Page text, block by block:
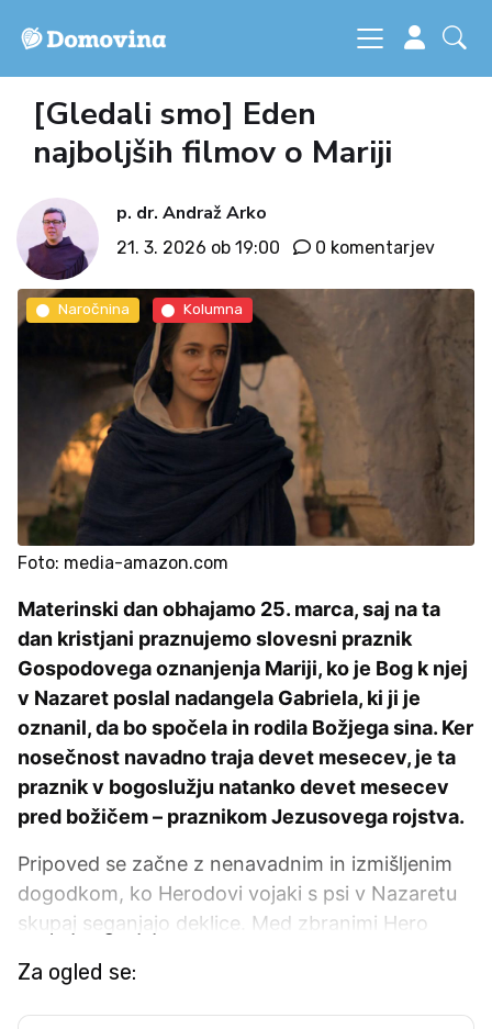
[Gledali smo] Eden
najboljših filmov o Mariji
p. dr. Andraž Arko
21. 3. 2026 ob 19:00 0 komentarjev
Foto: media-amazon.com
Naročnina Kolumna
Materinski dan obhajamo 25. marca, saj na ta
dan kristjani praznujemo slovesni praznik
Gospodovega oznanjenja Mariji, ko je Bog k njej
v Nazaret poslal nadangela Gabriela, ki ji je
oznanil, da bo spočela in rodila Božjega sina. Ker
nosečnost navadno traja devet mesecev, je ta
praznik v bogoslužju natanko devet mesecev
pred božičem – praznikom Jezusovega rojstva.
Pripoved se začne z nenavadnim in izmišljenim
dogodkom, ko Herodovi vojaki s psi v Nazaretu
skupaj seganjajo deklice. Med zbranimi Hero
Za ogled se: